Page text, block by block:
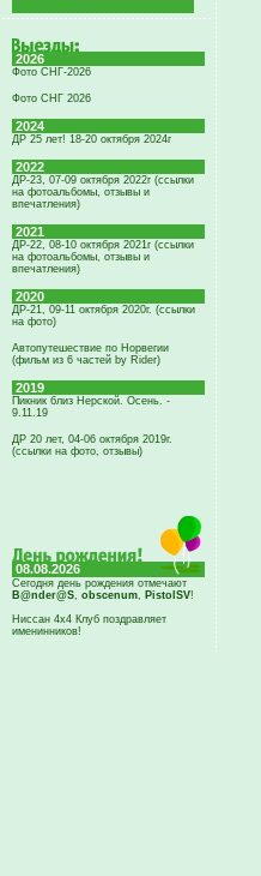
2026
Фото СНГ-2026
Фото СНГ 2026
2024
ДР 25 лет! 18-20 октября 2024г
2022
ДР-23, 07-09 октября 2022г (ссылки
на фотоальбомы, отзывы и
впечатления)
2021
ДР-22, 08-10 октября 2021г (ссылки
на фотоальбомы, отзывы и
впечатления)
2020
ДР-21, 09-11 октября 2020г. (ссылки
на фото)
Автопутешествие по Норвегии
(фильм из 6 частей by Rider)
2019
Пикник близ Нерской. Осень. -
9.11.19
ДР 20 лет, 04-06 октября 2019г.
(ссылки на фото, отзывы)
08.08.2026
Сегодня день рождения отмечают
B@nder@S, obscenum, PistolSV!
Ниссан 4х4 Клуб поздравляет
именинников!